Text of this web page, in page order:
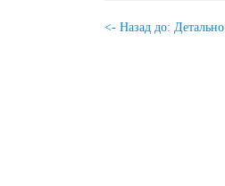
<- Назад до: Детально